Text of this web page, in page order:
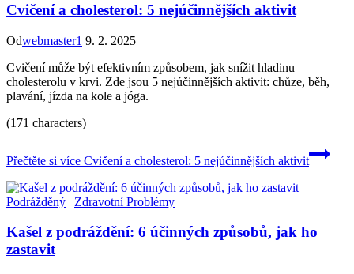
Cvičení a cholesterol: 5 nejúčinnějších aktivit
Odwebmaster1 9. 2. 2025
Cvičení může být efektivním způsobem, jak snížit hladinu
cholesterolu v krvi. Zde jsou 5 nejúčinnějších aktivit: chůze, běh,
plavání, jízda na kole a jóga.
(171 characters)
Přečtěte si více Cvičení a cholesterol: 5 nejúčinnějších aktivit
Podrážděný | Zdravotní Problémy
Kašel z podráždění: 6 účinných způsobů, jak ho
zastavit